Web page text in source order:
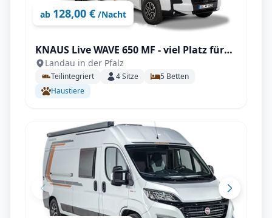
ab 128,00 € /Nacht
KNAUS Live WAVE 650 MF - viel Platz für
die ganze Familie
Landau in der Pfalz
Teilintegriert 4Sitze 5 Betten
Haustiere